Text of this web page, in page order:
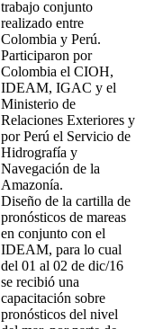
trabajo conjunto
realizado entre
Colombia y Perú.
Participaron por
Colombia el CIOH,
IDEAM, IGAC y el
Ministerio de
Relaciones Exteriores y
por Perú el Servicio de
Hidrografía y
Navegación de la
Amazonía.
Diseño de la cartilla de
pronósticos de mareas
en conjunto con el
IDEAM, para lo cual
del 01 al 02 de dic/16
se recibió una
capacitación sobre
pronósticos del nivel